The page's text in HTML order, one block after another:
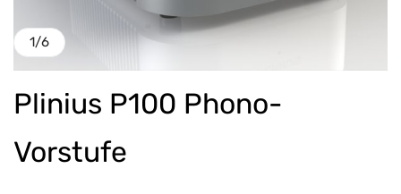
1/6
Plinius P100 Phono-
Vorstufe